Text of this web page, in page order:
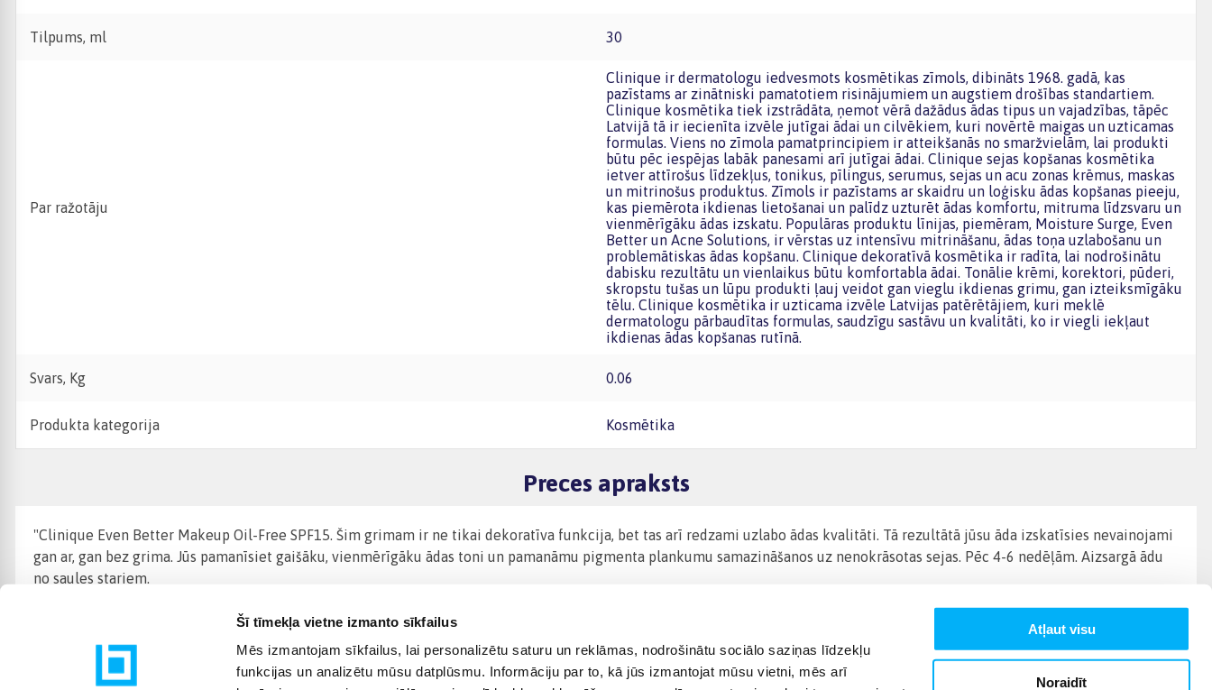
Šī tīmekļa vietne izmanto sīkfailus
Mēs izmantojam sīkfailus, lai personalizētu saturu un reklāmas, nodrošinātu sociālo saziņas līdzekļu
funkcijas un analizētu mūsu datplūsmu. Informāciju par to, kā jūs izmantojat mūsu vietni, mēs arī
Atļaut visu
Noraidīt
Tilpums, ml 30
Par ražotāju
Clinique ir dermatologu iedvesmots kosmētikas zīmols, dibināts 1968. gadā, kas
pazīstams ar zinātniski pamatotiem risinājumiem un augstiem drošības standartiem.
Clinique kosmētika tiek izstrādāta, ņemot vērā dažādus ādas tipus un vajadzības, tāpēc
Latvijā tā ir iecienīta izvēle jutīgai ādai un cilvēkiem, kuri novērtē maigas un uzticamas
formulas. Viens no zīmola pamatprincipiem ir atteikšanās no smaržvielām, lai produkti
būtu pēc iespējas labāk panesami arī jutīgai ādai. Clinique sejas kopšanas kosmētika
ietver attīrošus līdzekļus, tonikus, pīlingus, serumus, sejas un acu zonas krēmus, maskas
un mitrinošus produktus. Zīmols ir pazīstams ar skaidru un loģisku ādas kopšanas pieeju,
kas piemērota ikdienas lietošanai un palīdz uzturēt ādas komfortu, mitruma līdzsvaru un
vienmērīgāku ādas izskatu. Populāras produktu līnijas, piemēram, Moisture Surge, Even
Better un Acne Solutions, ir vērstas uz intensīvu mitrināšanu, ādas toņa uzlabošanu un
problemātiskas ādas kopšanu. Clinique dekoratīvā kosmētika ir radīta, lai nodrošinātu
dabisku rezultātu un vienlaikus būtu komfortabla ādai. Tonālie krēmi, korektori, pūderi,
skropstu tušas un lūpu produkti ļauj veidot gan vieglu ikdienas grimu, gan izteiksmīgāku
tēlu. Clinique kosmētika ir uzticama izvēle Latvijas patērētājiem, kuri meklē
dermatologu pārbaudītas formulas, saudzīgu sastāvu un kvalitāti, ko ir viegli iekļaut
ikdienas ādas kopšanas rutīnā.
Svars, Kg 0.06
Produkta kategorija Kosmētika
Preces apraksts
"Clinique Even Better Makeup Oil-Free SPF15. Šim grimam ir ne tikai dekoratīva funkcija, bet tas arī redzami uzlabo ādas kvalitāti. Tā rezultātā jūsu āda izskatīsies nevainojami
gan ar, gan bez grima. Jūs pamanīsiet gaišāku, vienmērīgāku ādas toni un pamanāmu pigmenta plankumu samazināšanos uz nenokrāsotas sejas. Pēc 4-6 nedēļām. Aizsargā ādu
no saules stariem.